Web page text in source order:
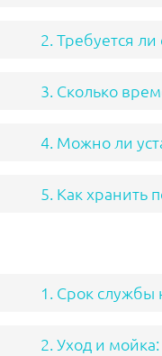
2. Требуется ли
3. Сколько
4. Можно ли
5. Как хранить
1. Срок службы
2. Уход и мойка: